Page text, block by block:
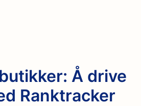
Å drive
Ranktracker